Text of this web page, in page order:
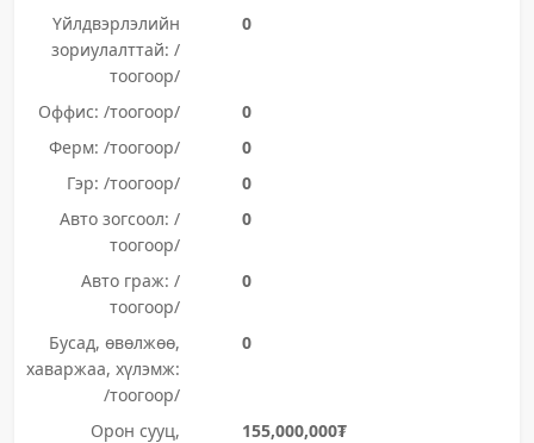
Үйлдвэрлэлийн
зориулалттай: /
тоогоор/
0
Оффис: /тоогоор/
0
Ферм: /тоогоор/
0
Гэр: /тоогоор/
0
Авто зогсоол: /
тоогоор/
0
Авто граж: /
тоогоор/
0
Бусад, өвөлжөө,
хаваржаа, хүлэмж:
/тоогоор/
0
Орон сууц,
155,000,000₮